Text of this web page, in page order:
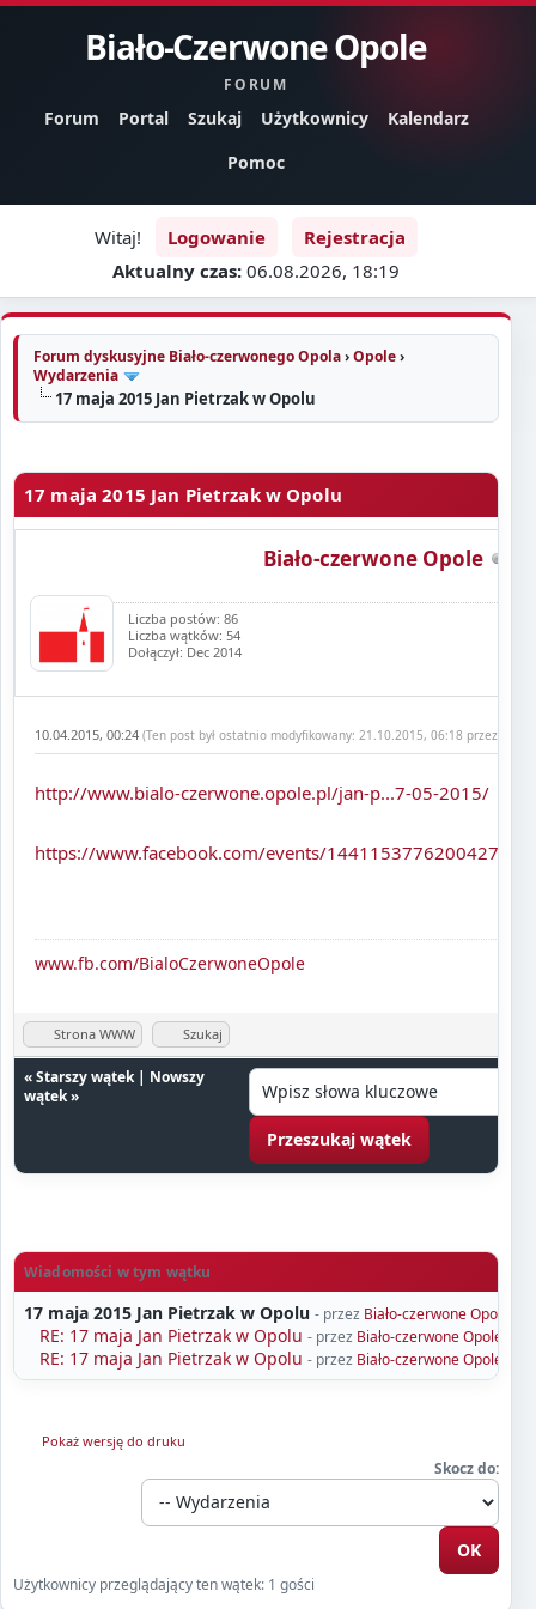
Biało-Czerwone Opole
FORUM
Forum Portal Szukaj Użytkownicy
Kalendarz
Pomoc
Witaj! Logowanie
Rejestracja
Aktualny czas: 06.08.2026, 18:19
Forum dyskusyjne Biało-czerwonego Opola›Opole›
Wydarzenia
17 maja 2015 Jan Pietrzak w Opolu
17 maja 2015 Jan Pietrzak w Opolu
Biało-czerwone Opole
Liczba postów: 86
Liczba wątków: 54
Dołączył: Dec 2014
10.04.2015, 00:24 (Ten post był ostatnio modyfikowany: 21.10.2015, 06:18 przez
http://www.bialo-czerwone.opole.pl/jan-p...7-05-2015/
https://www.facebook.com/events/1441153776200427/
www.fb.com/BialoCzerwoneOpole
Strona WWW Szukaj
«Starszy wątek| Nowszy
wątek»
Wiadomości w tym wątku
17 maja 2015 Jan Pietrzak w Opolu - przez Biało-czerwone Opole
RE: 17 maja Jan Pietrzak w Opolu - przez Biało-czerwone Opole
RE: 17 maja Jan Pietrzak w Opolu - przez Biało-czerwone Opole
Pokaż wersję do druku
Skocz do:
Użytkownicy przeglądający ten wątek: 1 gości